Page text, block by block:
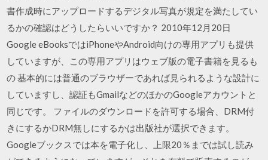
書作成時にアップロードするデジタル写真が規定を満たしてい
るかの確認はどうしたらいいですか？ 2010年12月20日
Google eBooksではiPhoneやAndroid向けの専用アプリも提供
していますが、この専用アプリはウェブ版の電子書籍を見るも
の 基本的には普通のブラウザーであれば見られるような設計に
していますし、認証もGmailなどのほかのGoogleアカウントと
同じです。 ファイルのダウンロードを許可する場合、DRM付
きにするかDRM無しにするかは出版社が選択できます。
Googleブックスでは本を電子化し、上限20％までは試し読み